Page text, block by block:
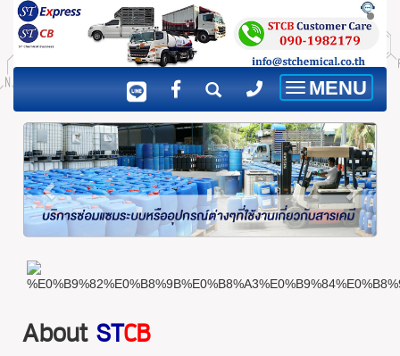
Toggle
navigation
MENU
About STCB